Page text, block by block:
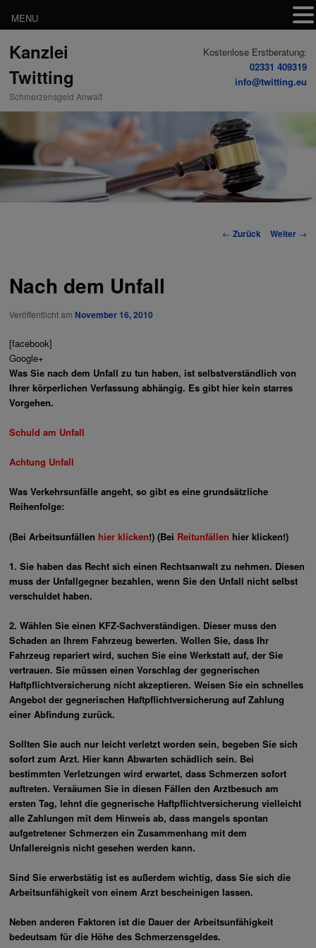
Inhalt
Kanzlei
Twitting
Schmerzensgeld Anwalt
Kostenlose Erstberatung:
02331 409319
info@twitting.eu
Beitrags-
← Zurück Weiter →
Nach dem Unfall
Veröffentlicht amNovember 16, 2010
[facebook]
Google+
Was Sie nach dem Unfall zu tun haben, ist selbstverständlich von
Ihrer körperlichen Verfassung abhängig. Es gibt hier kein starres
Vorgehen.
Schuld am Unfall
Achtung Unfall
Was Verkehrsunfälle angeht, so gibt es eine grundsätzliche
Reihenfolge:
(Bei Arbeitsunfällen hier klicken!) (Bei Reitunfällen hier klicken!)
1.Sie haben das Recht sich einen Rechtsanwalt zu nehmen. Diesen
muss der Unfallgegner bezahlen, wenn Sie den Unfall nicht selbst
verschuldet haben.
2.Wählen Sie einen KFZ-Sachverständigen. Dieser muss den
Schaden an Ihrem Fahrzeug bewerten. Wollen Sie, dass Ihr
Fahrzeug repariert wird, suchen Sie eine Werkstatt auf, der Sie
vertrauen. Sie müssen einen Vorschlag der gegnerischen
Haftpflichtversicherung nicht akzeptieren. Weisen Sie ein schnelles
Angebot der gegnerischen Haftpflichtversicherung auf Zahlung
einer Abfindung zurück.
Sollten Sie auch nur leicht verletzt worden sein, begeben Sie sich
sofort zum Arzt. Hier kann Abwarten schädlich sein. Bei
bestimmten Verletzungen wird erwartet, dass Schmerzen sofort
auftreten. Versäumen Sie in diesen Fällen den Arztbesuch am
ersten Tag, lehnt die gegnerische Haftpflichtversicherung vielleicht
alle Zahlungen mit dem Hinweis ab, dass mangels spontan
aufgetretener Schmerzen ein Zusammenhang mit dem
Unfallereignis nicht gesehen werden kann.
Sind Sie erwerbstätig ist es außerdem wichtig, dass Sie sich die
Arbeitsunfähigkeit von einem Arzt bescheinigen lassen.
Neben anderen Faktoren ist die Dauer der Arbeitsunfähigkeit
bedeutsam für die Höhe des Schmerzensgeldes.
MENU